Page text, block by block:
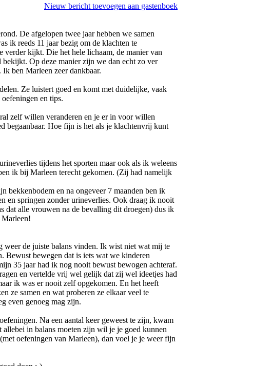
Nieuw bericht toevoegen aan gastenboek
De afgelopen twee jaar hebben we samen
ik reeds 11 jaar bezig om de klachten te
verder kijkt. Die het hele lichaam, de manier van
Op deze manier zijn we dan echt zo ver
ben Marleen zeer dankbaar.
Ze luistert goed en komt met duidelijke, vaak
en tips.
zelf willen veranderen en je er in voor willen
begaanbaar. Hoe fijn is het als je klachtenvrij kunt
tijdens het sporten maar ook als ik weleens
ik bij Marleen terecht gekomen. (Zij had namelijk
bekkenbodem en na ongeveer 7 maanden ben ik
en springen zonder urineverlies. Ook draag ik nooit
dat alle vrouwen na de bevalling dit droegen) dus ik
Marleen!
de juiste balans vinden. Ik wist niet wat mij te
Bewust bewegen dat is iets wat we kinderen
35 jaar had ik nog nooit bewust bewogen achteraf.
en vertelde vrij wel gelijk dat zij wel ideetjes had
ik was er nooit zelf opgekomen. En het heeft
ze samen en wat proberen ze elkaar veel te
even genoeg mag zijn.
Na een aantal keer geweest te zijn, kwam
allebei in balans moeten zijn wil je je goed kunnen
oefeningen van Marleen), dan voel je je weer fijn